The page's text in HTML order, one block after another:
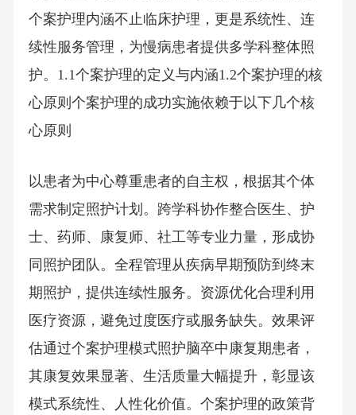
个案护理内涵不止临床护理，更是系统性、连
续性服务管理，为慢病患者提供多学科整体照
护。1.1个案护理的定义与内涵1.2个案护理的核
心原则个案护理的成功实施依赖于以下几个核
心原则
以患者为中心尊重患者的自主权，根据其个体
需求制定照护计划。跨学科协作整合医生、护
士、药师、康复师、社工等专业力量，形成协
同照护团队。全程管理从疾病早期预防到终末
期照护，提供连续性服务。资源优化合理利用
医疗资源，避免过度医疗或服务缺失。效果评
估通过个案护理模式照护脑卒中康复期患者，
其康复效果显著、生活质量大幅提升，彰显该
模式系统性、人性化价值。个案护理的政策背